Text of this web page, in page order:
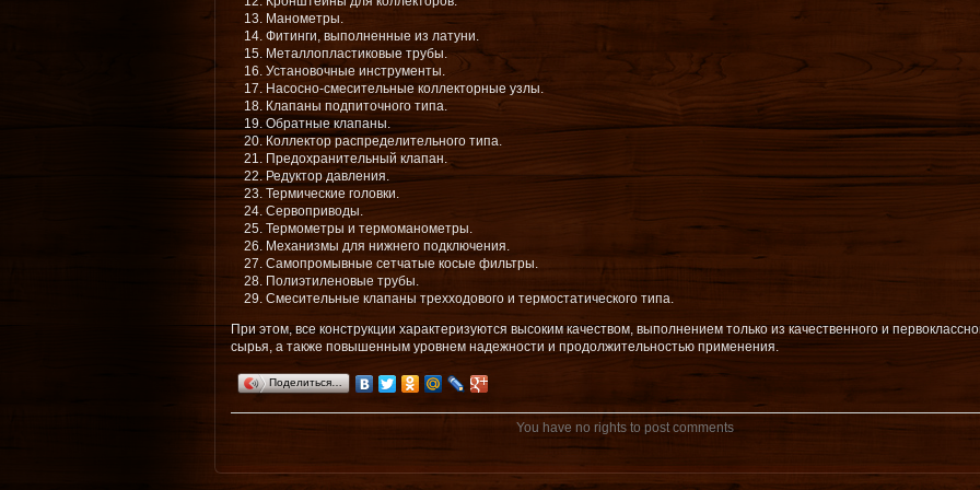
Манометры.
Фитинги, выполненные из латуни.
Металлопластиковые трубы.
Установочные инструменты.
Насосно-смесительные коллекторные узлы.
Клапаны подпиточного типа.
Обратные клапаны.
Коллектор распределительного типа.
Предохранительный клапан.
Редуктор давления.
Термические головки.
Сервоприводы.
Термометры и термоманометры.
Механизмы для нижнего подключения.
Самопромывные сетчатые косые фильтры.
Полиэтиленовые трубы.
Смесительные клапаны трехходового и термостатического типа.
При этом, все конструкции характеризуются высоким качеством, выполнением только из качественного и
сырья, а также повышенным уровнем надежности и продолжительностью применения.
Поделиться…
You have no rights to post comments